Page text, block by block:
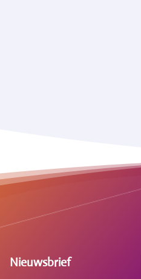
Nieuwsbrief